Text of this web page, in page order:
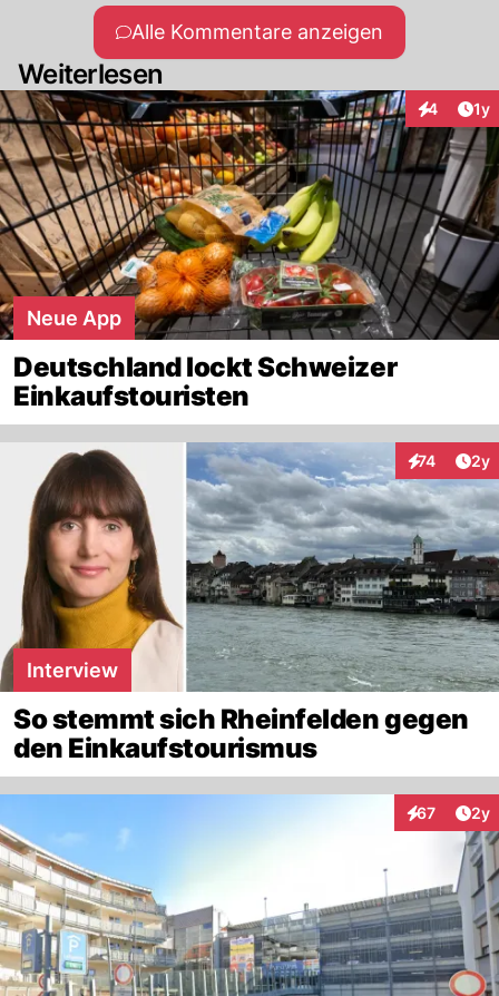
Alle Kommentare anzeigen
Weiterlesen
4 1y
Neue App
Deutschland lockt Schweizer
Einkaufstouristen
74 2y
Interview
So stemmt sich Rheinfelden gegen
den Einkaufstourismus
67
Interaktionen
2y